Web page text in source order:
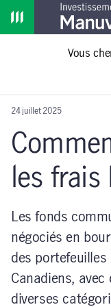
Home
Vous
24 juillet 2025
les
Les fonds
négociés en
des portefeuilles
Canadiens,
diverses